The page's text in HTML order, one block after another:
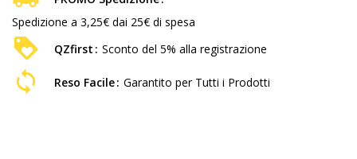
Spedizione a 3,25€ dai 25€ di spesa
QZfirst
Sconto del 5% alla registrazione
Reso Facile Garantito per Tutti i Prodotti